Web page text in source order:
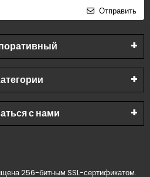
Отправить
с нами
256-битным SSL-сертификатом.